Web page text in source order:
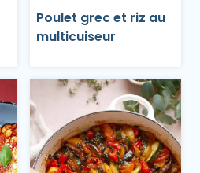
Poulet grec et riz au
multicuiseur